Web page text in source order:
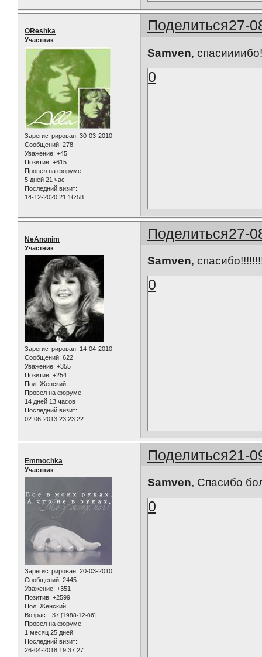
Поделиться27-
OReshka
Участник
Зарегистрирован: 30-03-2010
Сообщений: 278
Уважение: +45
Позитив: +615
Провел на форуме:
5 дней 21 час
Последний визит:
14-12-2020 21:16:58
Samven,
0
Поделиться27-
NeAnonim
Участник
Зарегистрирован: 14-04-2010
Сообщений: 622
Уважение: +355
Позитив: +254
Пол: Женский
Провел на форуме:
14 дней 13 часов
Последний визит:
02-06-2013 23:23:22
Samven,
0
Поделиться21-
Emmochka
Участник
Зарегистрирован: 20-03-2010
Сообщений: 2445
Уважение: +351
Позитив: +2599
Пол: Женский
Возраст: 37 [1988-12-06]
Провел на форуме:
1 месяц 25 дней
Последний визит:
26-04-2018 19:37:27
Samven, Спасибо
0